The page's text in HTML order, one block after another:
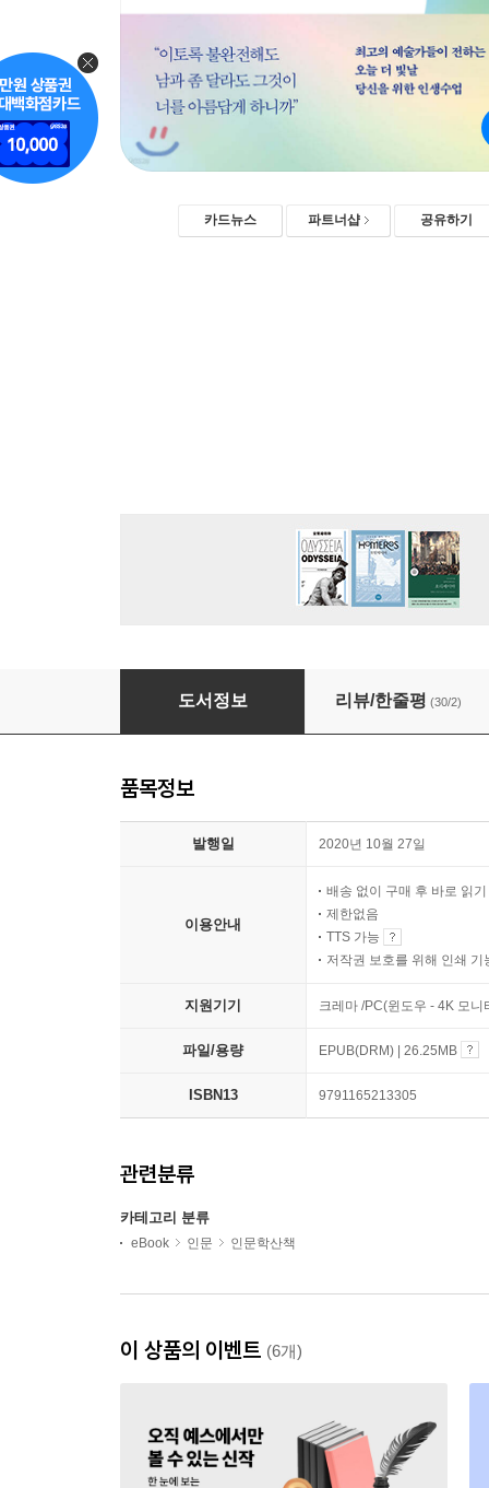
카드뉴스 파트너샵 공유하기
나를 사랑하고 싶은 나에게
도서정보 리뷰/한줄평 (30/2)
품목정보
발행일 2020년 10월 27일
이용안내
배송 없이 구매 후 바로 읽기
제한없음
TTS 가능
저작권 보호를 위해 인쇄 기
지원기기 크레마 /PC(윈도우 - 4K 모
파일/용량 EPUB(DRM) | 26.25MB
ISBN13 9791165213305
관련분류
카테고리 분류
eBook 인문 인문학산책
이 상품의 이벤트 (6개)